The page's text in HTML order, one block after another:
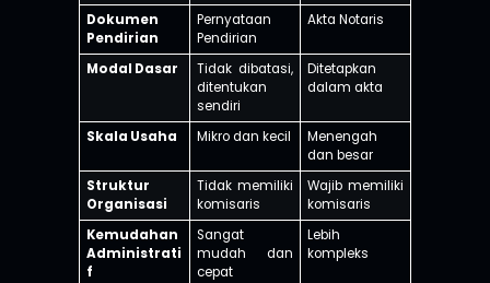
Dokumen
Pendirian
Pernyataan
Pendirian
Akta Notaris
Modal Dasar
Tidak dibatasi,
ditentukan
sendiri
Ditetapkan
dalam akta
Skala Usaha Mikro dan kecil
Menengah
dan besar
Struktur
Organisasi
Tidak memiliki
komisaris
Wajib memiliki
komisaris
Kemudahan
Administrati
f
Sangat
mudah dan
cepat
Lebih
kompleks